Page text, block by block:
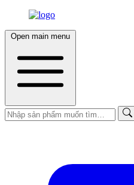
Open main menu